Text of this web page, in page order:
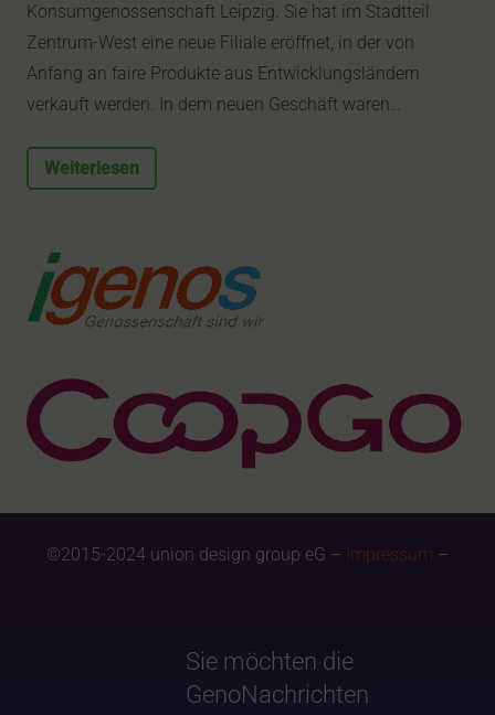
Konsumgenossenschaft Leipzig. Sie hat im Stadtteil
Zentrum-West eine neue Filiale eröffnet, in der von
Anfang an faire Produkte aus Entwicklungsländern
verkauft werden. In dem neuen Geschäft waren…
Weiterlesen
©2015-2024 union design group eG – Impressum –
Sie möchten die
GenoNachrichten